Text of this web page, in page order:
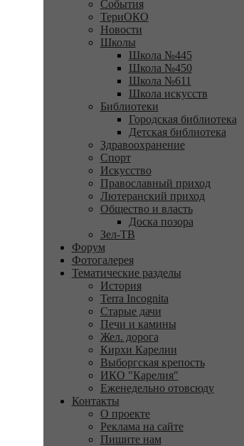
События
ТериОКО
Новости
Школы
Школа №445
Школа №450
Школа №611
Школа искусств
Библиотеки
Городская библиотека
Детская библиотека
Здравоохранение
Спорт
Искусство
Православный приход
Лютеранский приход
Общество и власть
Доска позора
Зел-ТВ
Форум
Фотогалерея
Тематические разделы
История
Terra Incognita
Старые дачи
Печи и камины
Жел. дорога
Кирхи Карелии
Выборгская крепость
ИКО "Карелия"
Еженедельно отовсюду
Контакты
О проекте
Реклама на сайте
Пишите нам